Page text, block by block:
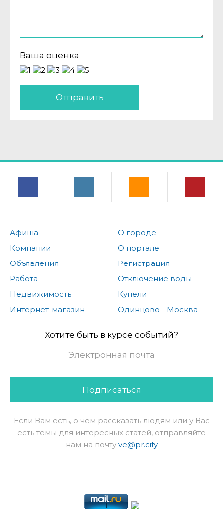
Ваша оценка
Отправить
Афиша
Компании
Объявления
Работа
Недвижимость
Интернет-магазин
О городе
О портале
Регистрация
Отключение воды
Купели
Одинцово - Москва
Хотите быть в курсе событий?
Подписаться
Если Вам есть, о чем рассказать людям или у Вас
есть темы для интересных статей, отправляйте
нам на почту ve@pr.city